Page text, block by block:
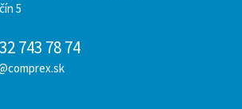
5
743 78 74